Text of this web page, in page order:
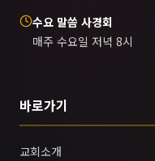
수요 말씀 사경회
매주 수요일 저녁 8시
바로가기
교회소개